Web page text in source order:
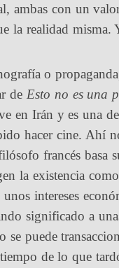
ambas con un
la realidad misma.
o
de Esto no es una
en Irán y es una
hacer cine. Ahí
francés basa
la existencia
intereses
significado a
se puede
de lo que